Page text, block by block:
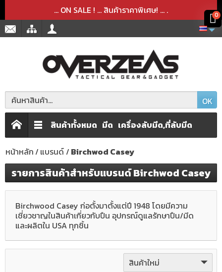
... ON SALE ! ... สินค้าราคาพิเศษ! ... .
OK
สินค้าทั้งหมด มีด เครื่องลับมีด,ที่ลับมีด
หน้าหลัก แบรนด์ Birchwod Casey
รายการสินค้าสำหรับแบรนด์ Birchwod Casey
Birchwood Casey ก่อตั้งมาตั้งแต่ปี 1948 โดยมีความ
เชี่ยวชาญในสินค้าเกี่ยวกับปืน อุปกรณ์ดูแลรักษาปืน/มีด
และผลิตใน USA ทุกชิ้น
สินค้าใหม่
สินค้าได้เพิ่มลงในตะกร้าเรียบร้อยแล้ว
สินค้าได้ถูกลบออกจากตะกร้าเรียบร้อยแล้ว
0